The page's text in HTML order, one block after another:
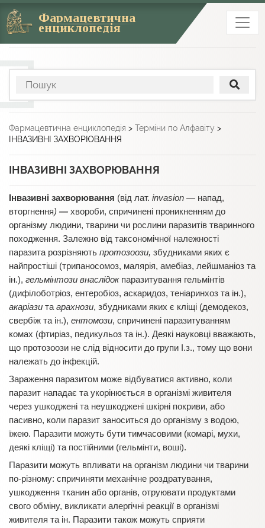
Фармацевтична
енциклопедія
Фармацевтична енциклопедія > Терміни по Алфавіту >
ІНВАЗИВНІ ЗАХВОРЮВАННЯ
ІНВАЗИВНІ ЗАХВОРЮВАННЯ
Інвазивні захворювання (від лат. invasion — напад,
вторгнення) — хвороби, спричинені проникненням до
організму людини, тварини чи рослини паразитів тваринного
походження. Залежно від таксономічної належності
паразита розрізняють протозоози, збудниками яких є
найпростіші (трипаносомоз, малярія, амебіаз, лейшманіоз та
ін.), гельмінтози внаслідокпаразитування гельмінтів
(дифілоботріоз, ентеробіоз, аскаридоз, теніаринхоз та ін.),
акаріази та арахнози, збудниками яких є кліщі (демодекоз,
свербіж та ін.), ентомози, спричинені паразитуванням
комах (фтиріаз, педикульоз та ін.). Деякі науковці вважають,
що протозоози не слід відносити до групи І.з., тому що вони
належать до інфекцій.
Зараження паразитом може відбуватися активно, коли
паразит нападає та укорінюється в організмі живителя
через ушкоджені та неушкоджені шкірні покриви, або
пасивно, коли паразит заноситься до організму з водою,
їжею. Паразити можуть бути тимчасовими (комарі, мухи,
деякі кліщі) та постійними (гельмінти, воші).
Паразити можуть впливати на організм людини чи тварини
по-різному: спричиняти механічне роздратування,
ушкодження тканин або органів, отруювати продуктами
свого обміну, викликати алергічні реакції в організмі
живителя та ін. Паразити також можуть сприяти